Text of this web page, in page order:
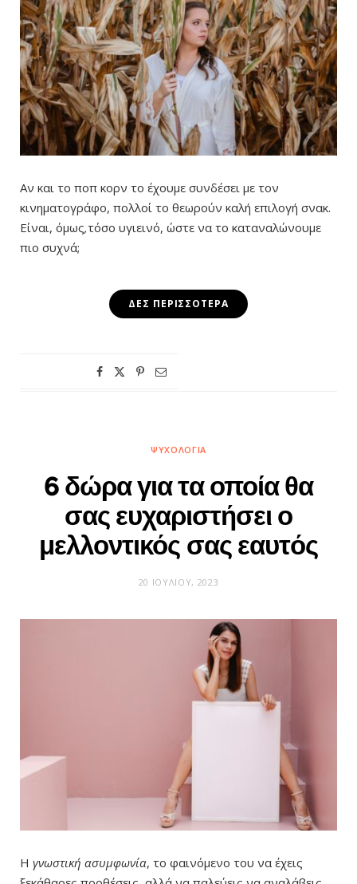
Αν και το ποπ κορν το έχουμε συνδέσει με τον
κινηματογράφο, πολλοί το θεωρούν καλή επιλογή σνακ.
Είναι, όμως,τόσο υγιεινό, ώστε να το καταναλώνουμε
πιο συχνά;
ΔΕΣ ΠΕΡΙΣΣΌΤΕΡΑ
ΨΥΧΟΛΟΓΊΑ
6 δώρα για τα οποία θα
σας ευχαριστήσει ο
μελλοντικός σας εαυτός
20 ΙΟΥΛΊΟΥ, 2023
Η γνωστική ασυμφωνία, το φαινόμενο του να έχεις